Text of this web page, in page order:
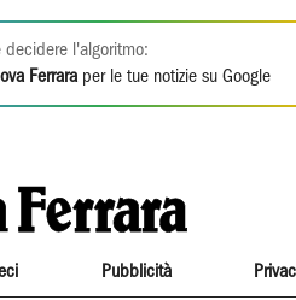
decidere l'algoritmo:
Ferrara per le tue notizie su Google
Pubblicità